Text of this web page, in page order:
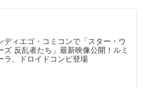
ディエゴ・コミコンで「スター・ウ
ズ 反乱者たち」最新映像公開！ルミ
ラ、ドロイドコンビ登場